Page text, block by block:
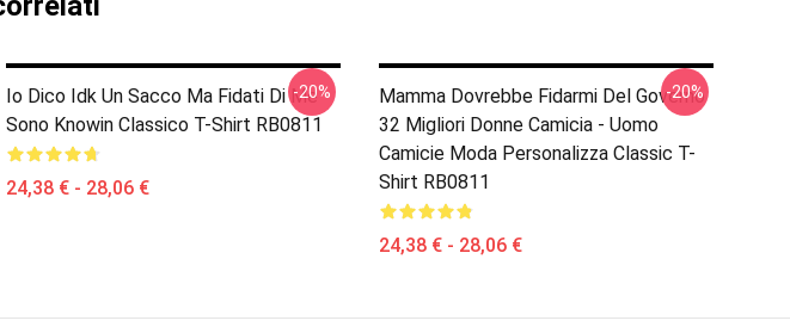
Io Dico Idk Un Sacco Ma Fidati Di Me
Sono Knowin Classico T-Shirt RB0811
24,38 € - 28,06 €
-20%
Mamma Dovrebbe Fidarmi Del Governo
32 Migliori Donne Camicia - Uomo
Camicie Moda Personalizza Classic T-
Shirt RB0811
24,38 € - 28,06 €
-20%